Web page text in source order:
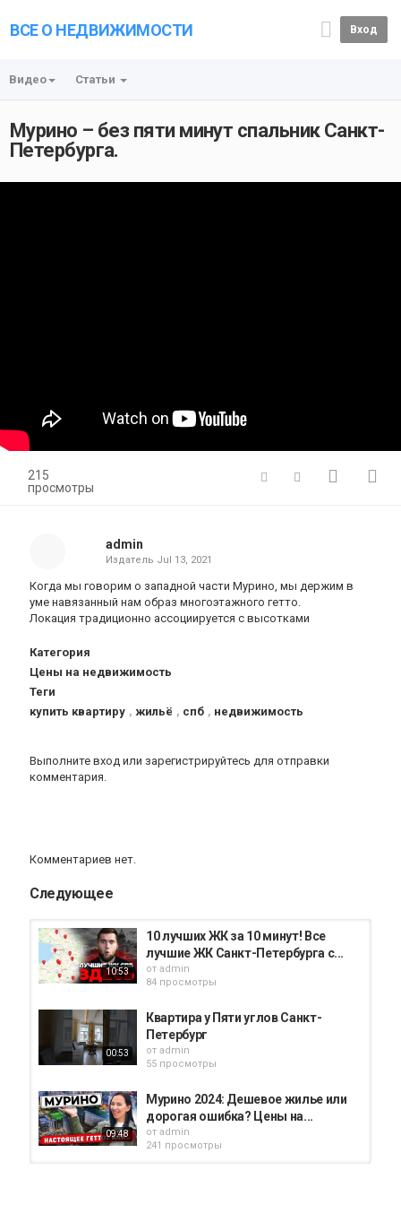
ВСЕ О НЕДВИЖИМОСТИ Вход
Видео Статьи
Мурино – без пяти минут спальник Санкт-
Петербурга.
215
просмотры
admin
Издатель Jul 13, 2021
Когда мы говорим о западной части Мурино, мы держим в
уме навязанный нам образ многоэтажного гетто.
Локация традиционно ассоциируется с высотками
Категория
Цены на недвижимость
Теги
купить квартиру , жильё , спб , недвижимость
Выполните вход или зарегистрируйтесь для отправки
комментария.
Комментариев нет.
Следующее
10:53
10 лучших ЖК за 10 минут! Все
лучшие ЖК Санкт-Петербурга с...
от admin
84 просмотры
00:53
Квартира у Пяти углов Санкт-
Петербург
от admin
55 просмотры
09:48
Мурино 2024: Дешевое жилье или
дорогая ошибка? Цены на...
от admin
241 просмотры